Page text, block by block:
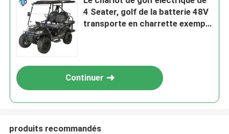
4 Seater, golf de la batterie 48V
transporte en charrette exempt
Continuer
produits recommandés